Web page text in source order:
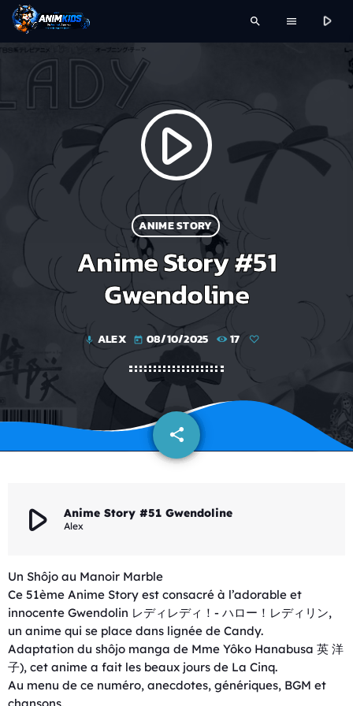
search menu play_arrow
play_arrow
ANIME STORY
Anime Story #51
Gwendoline
mic ALEX today 08/10/2025 17
share
email
play_arrow Anime Story #51 Gwendoline
Alex
Un Shôjo au Manoir Marble
Ce 51ème Anime Story est consacré à l’adorable et
innocente Gwendolin レディレディ！- ハロー！レディリン,
un anime qui se place dans lignée de Candy.
Adaptation du shôjo manga de Mme Yôko Hanabusa 英 洋
子), cet anime a fait les beaux jours de La Cinq.
Au menu de ce numéro, anecdotes, génériques, BGM et